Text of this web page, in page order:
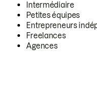
Intermédiaire
Petites équipes
Entrepreneurs
Freelances
Agences